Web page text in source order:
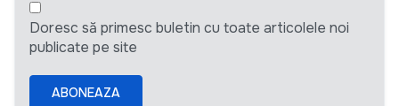
Doresc să primesc buletin cu toate articolele noi
publicate pe site
ABONEAZA